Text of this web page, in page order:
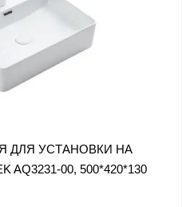
ДЛЯ УСТАНОВКИ НА
00, 500*420*130